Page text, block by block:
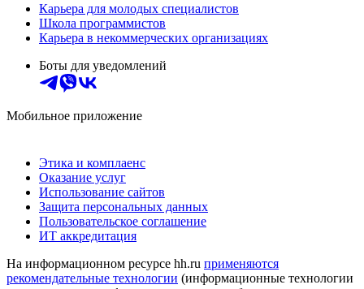
Карьера для молодых специалистов
Школа программистов
Карьера в некоммерческих организациях
Боты для уведомлений
Мобильное приложение
Этика и комплаенс
Оказание услуг
Использование сайтов
Защита персональных данных
Пользовательское соглашение
ИТ аккредитация
На информационном ресурсе hh.ru применяются
рекомендательные технологии (информационные технологии